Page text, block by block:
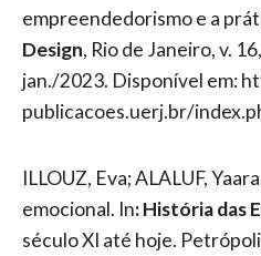
empreendedorismo e a
Design, Rio de Janeiro, v.
jan./2023. Disponível em:
publicacoes.uerj.br/
ILLOUZ, Eva; ALALUF,
emocional. In: História das
século XI até hoje.